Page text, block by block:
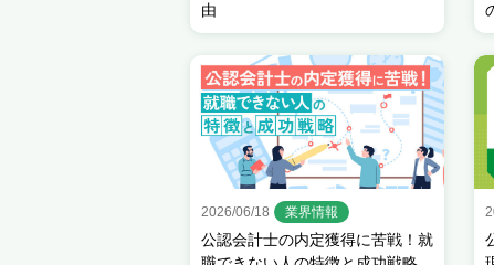
由
2026/06/18 業界情報
公認会計士の内定獲得に苦戦！就